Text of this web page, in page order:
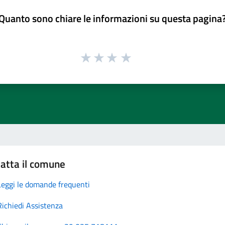
sono chiare le informazioni su questa
il comune
le domande frequenti
Assistenza